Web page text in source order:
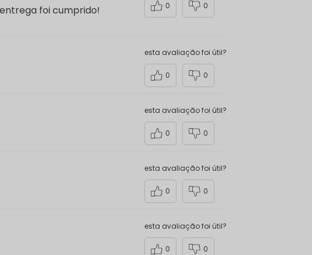
foi cumprido! 0 0
esta avaliação foi útil?
0 0
esta avaliação foi útil?
0 0
esta avaliação foi útil?
0 0
esta avaliação foi útil?
0 0